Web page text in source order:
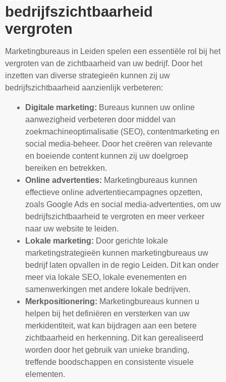
bedrijfszichtbaarheid
vergroten
Marketingbureaus in Leiden spelen een essentiële rol bij het
vergroten van de zichtbaarheid van uw bedrijf. Door het
inzetten van diverse strategieën kunnen zij uw
bedrijfszichtbaarheid aanzienlijk verbeteren:
Digitale marketing: Bureaus kunnen uw online
aanwezigheid verbeteren door middel van
zoekmachineoptimalisatie (SEO), contentmarketing en
social media-beheer. Door het creëren van relevante
en boeiende content kunnen zij uw doelgroep
bereiken en betrekken.
Online advertenties: Marketingbureaus kunnen
effectieve online advertentiecampagnes opzetten,
zoals Google Ads en social media-advertenties, om uw
bedrijfszichtbaarheid te vergroten en meer verkeer
naar uw website te leiden.
Lokale marketing: Door gerichte lokale
marketingstrategieën kunnen marketingbureaus uw
bedrijf laten opvallen in de regio Leiden. Dit kan onder
meer via lokale SEO, lokale evenementen en
samenwerkingen met andere lokale bedrijven.
Merkpositionering: Marketingbureaus kunnen u
helpen bij het definiëren en versterken van uw
merkidentiteit, wat kan bijdragen aan een betere
zichtbaarheid en herkenning. Dit kan gerealiseerd
worden door het gebruik van unieke branding,
treffende boodschappen en consistente visuele
elementen.